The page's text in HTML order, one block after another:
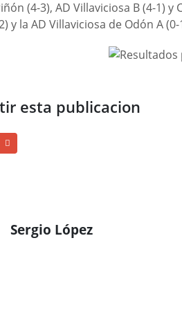
(4-3), AD Villaviciosa B (4-1)
y la AD Villaviciosa de Odón A (0-
esta publicacion
Sergio López